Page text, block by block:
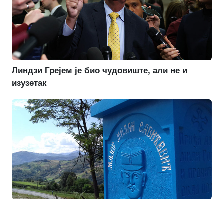
Линдзи Грејем је био чудовиште, али не и
изузетак